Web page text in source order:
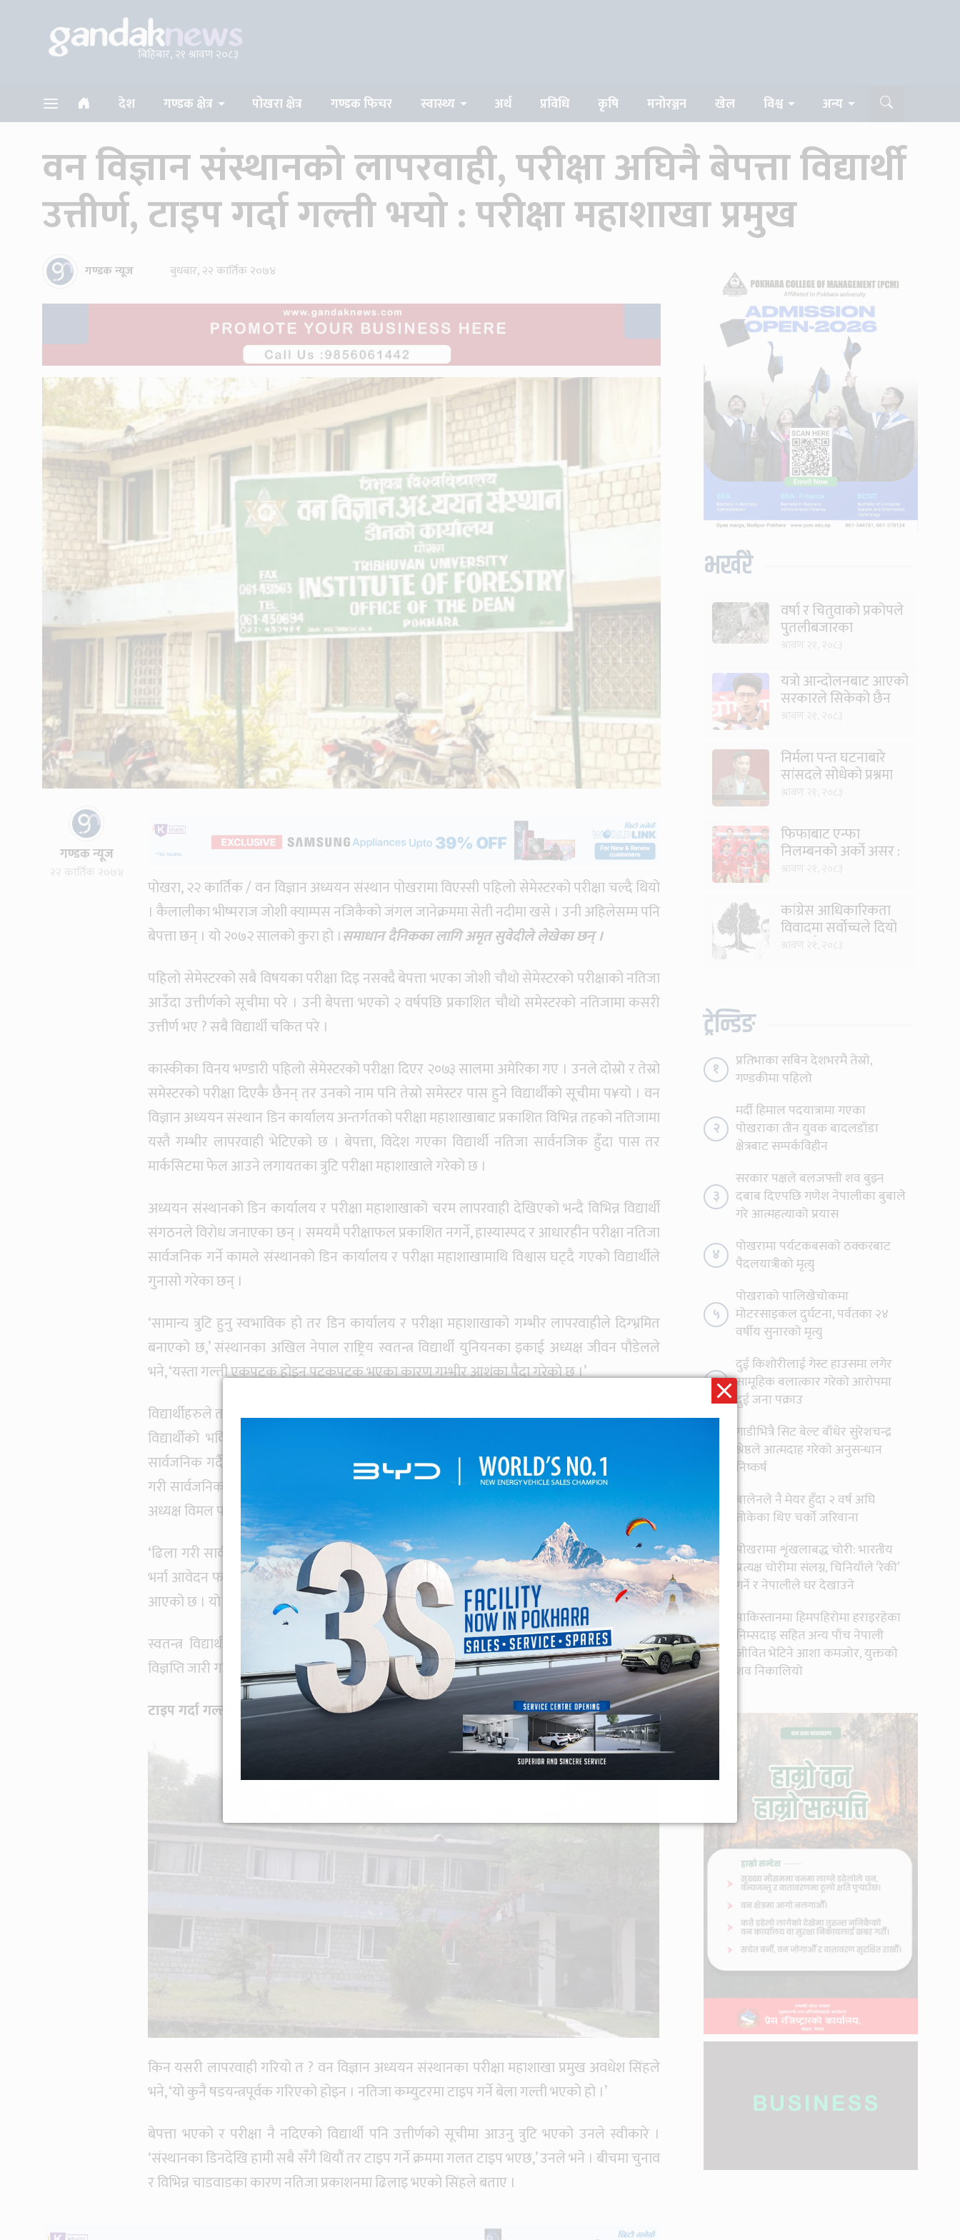
बिहिबार, २१ श्रावण २०८३
देश गण्डक क्षेत्र पोखरा क्षेत्र गण्डक फिचर स्वास्थ्य अर्थ प्रविधि कृषि मनोरञ्जन खेल विश्व अन्य
वन विज्ञान संस्थानको लापरवाही, परीक्षा अघिनै बेपत्ता विद्यार्थी
उत्तीर्ण, टाइप गर्दा गल्ती भयो : परीक्षा महाशाखा प्रमुख
गण्डक न्यूज बुधबार, २२ कार्तिक २०७४
गण्डक न्यूज
२२ कार्तिक २०७४
पोखरा, २२ कार्तिक / वन विज्ञान अध्ययन संस्थान पोखरामा विएस्सी पहिलो सेमेस्टरको परीक्षा चल्दै थियो
। कैलालीका भीष्मराज जोशी क्याम्पस नजिकैको जंगल जानेक्रममा सेती नदीमा खसे । उनी अहिलेसम्म पनि
बेपत्ता छन् । यो २०७२ सालको कुरा हो ।समाधान दैनिकका लागि अमृत सुवेदीले लेखेका छन् ।
पहिलो सेमेस्टरको सबै विषयका परीक्षा दिइ नसक्दै बेपत्ता भएका जोशी चौथो सेमेस्टरको परीक्षाको नतिजा
आउँदा उत्तीर्णको सूचीमा परे । उनी बेपत्ता भएको २ वर्षपछि प्रकाशित चौथो समेस्टरको नतिजामा कसरी
उत्तीर्ण भए ? सबै विद्यार्थी चकित परे ।
कास्कीका विनय भण्डारी पहिलो सेमेस्टरको परीक्षा दिएर २०७३ सालमा अमेरिका गए । उनले दोस्रो र तेस्रो
समेस्टरको परीक्षा दिएकै छैनन् तर उनको नाम पनि तेस्रो समेस्टर पास हुने विद्यार्थीको सूचीमा प¥यो । वन
विज्ञान अध्ययन संस्थान डिन कार्यालय अन्तर्गतको परीक्षा महाशाखाबाट प्रकाशित विभिन्न तहको नतिजामा
यस्तै गम्भीर लापरवाही भेटिएको छ । बेपत्ता, विदेश गएका विद्यार्थी नतिजा सार्वनजिक हुँदा पास तर
मार्कसिटमा फेल आउने लगायतका त्रुटि परीक्षा महाशाखाले गरेको छ ।
अध्ययन संस्थानको डिन कार्यालय र परीक्षा महाशाखाको चरम लापरवाही देखिएको भन्दै विभिन्न विद्यार्थी
संगठनले विरोध जनाएका छन् । समयमै परीक्षाफल प्रकाशित नगर्ने, हास्यास्पद र आधारहीन परीक्षा नतिजा
सार्वजनिक गर्ने कामले संस्थानको डिन कार्यालय र परीक्षा महाशाखामाथि विश्वास घट्दै गएको विद्यार्थीले
गुनासो गरेका छन् ।
‘सामान्य त्रुटि हुनु स्वभाविक हो तर डिन कार्यालय र परीक्षा महाशाखाको गम्भीर लापरवाहीले दिग्भ्रमित
बनाएको छ,’ संस्थानका अखिल नेपाल राष्ट्रिय स्वतन्त्र विद्यार्थी युनियनका इकाई अध्यक्ष जीवन पौडेलले
भने, ‘यस्ता गल्ती एकपटक होइन पटकपटक भएका कारण गम्भीर आशंका पैदा गरेको छ ।’
विद्यार्थीहरुले तत्काल छानबिन गरी यथार्थ सार्वजनिक गर्न माग गरेका छन् । ‘निस्पक्ष नतिजा प्रकाशन गर्न र
विद्यार्थीको भविष्यमाथि खेलवाड नगरी कार्यसम्पादन गर्न माग गर्दछौं,’ विद्यार्थी संगठनहरुले विज्ञप्ति
सार्वजनिक गर्दै भनेका छन् । दशैं अगाडि नै वा दशैं र तिहारको बीचमै आउनु पर्ने परीक्षाको नतिजा ढिला
गरी सार्वजनिक हुँदा पनि विद्यार्थीमाथि गम्भीर असर पर्ने गरी आउनु ठूलो लापरवाही भएको अखिल छैठौंका
अध्यक्ष विमल पाण्डेले बताए ।
‘ढिला गरी सार्वजनिक भएका विभिन्न तहको नतिजामात्रै त्रुटिपूर्ण छैनन्, स्नातक तह र स्नातकोत्तर तहको
भर्ना आवेदन फारम सम्बन्धी सूचना डिन कार्यालयबाट आधिकारिक रुपमा नआउँदै विभिन्न समूहका नाममा
आएको छ । यो खेदपूर्ण छ,’ पाण्डेले भने ।
स्वतन्त्र विद्यार्थी युनियन, नेवि संघ, अनेरास्ववियु, अखिल क्रान्तिकारी र अखिल छैटौंले संयुक्त रुपमा
विज्ञप्ति जारी गर्दै संस्थानको ध्यानाकर्षण गराउँदै छानबिन गरी यथार्थ सार्वजनिक गर्न माग गरेका छन् ।
टाइप गर्दा गल्ती भयो : परीक्षा महाशाखा प्रमुख
किन यसरी लापरवाही गरियो त ? वन विज्ञान अध्ययन संस्थानका परीक्षा महाशाखा प्रमुख अवधेश सिंहले
भने, ‘यो कुनै षडयन्त्रपूर्वक गरिएको होइन । नतिजा कम्युटरमा टाइप गर्ने बेला गल्ती भएको हो ।’
बेपत्ता भएको र परीक्षा नै नदिएको विद्यार्थी पनि उत्तीर्णको सूचीमा आउनु त्रुटि भएको उनले स्वीकारे ।
‘संस्थानका डिनदेखि हामी सबै सँगै थियौं तर टाइप गर्ने क्रममा गलत टाइप भएछ,’ उनले भने । बीचमा चुनाव
र विभिन्न चाडवाडका कारण नतिजा प्रकाशनमा ढिलाइ भएको सिंहले बताए ।
भर्खरै
वर्षा र चितुवाको प्रकोपले
पुतलीबजारका
यत्रो आन्दोलनबाट आएको
सरकारले सिकेको छैन
भएन ?: मिराज ढुंगाना
निर्मला पन्त घटनाबारे
सांसदले सोधेको प्रश्नमा
नगर्नुभएको यो ?
फिफाबाट एन्फा
निलम्बनको अर्को असर :
कांग्रेस आधिकारिकता
विवादमा सर्वोच्चले दियो
ट्रेन्डिङ
१
प्रतिभाका सबिन देशभरमै तेस्रो,
गण्डकीमा पहिलो
२
मर्दी हिमाल पदयात्रामा गएका
पोखराका तीन युवक बादलडाँडा
क्षेत्रबाट सम्पर्कविहीन
३
सरकार पक्षले बलजफ्ती शव बुझ्न
दबाब दिएपछि गणेश नेपालीका बुबाले
गरे आत्महत्याको प्रयास
४
पोखरामा पर्यटकबसको ठक्करबाट
पैदलयात्रीको मृत्यु
५
पोखराको पालिखेचोकमा
मोटरसाइकल दुर्घटना, पर्वतका २४
वर्षीय सुनारको मृत्यु
६
दुई किशोरीलाई गेस्ट हाउसमा लगेर
सामूहिक बलात्कार गरेको आरोपमा
दुई जना पक्राउ
गाडीभित्रै सिट बेल्ट बाँधेर सुरेशचन्द्र
श्रेष्ठले आत्मदाह गरेको अनुसन्धान
निष्कर्ष
८
बालेनले नै मेयर हुँदा २ वर्ष अघि
तोकेका थिए चर्को जरिवाना
९
पोखरामा शृंखलाबद्ध चोरी: भारतीय
प्रत्यक्ष चोरीमा संलग्न, चिनियाँले ‘रेकी’
गर्ने र नेपालीले घर देखाउने
१०
पाकिस्तानमा हिमपहिरोमा हराइरहेका
निम्सदाइ सहित अन्य पाँच नेपाली
जीवित भेटिने आशा कमजोर, युक्तको
शव निकालियो